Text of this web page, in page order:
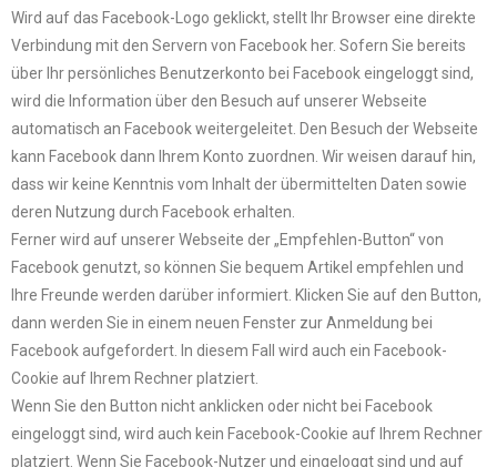
Wird auf das Facebook-Logo geklickt, stellt Ihr Browser eine direkte
Verbindung mit den Servern von Facebook her. Sofern Sie bereits
über Ihr persönliches Benutzerkonto bei Facebook eingeloggt sind,
wird die Information über den Besuch auf unserer Webseite
automatisch an Facebook weitergeleitet. Den Besuch der Webseite
kann Facebook dann Ihrem Konto zuordnen. Wir weisen darauf hin,
dass wir keine Kenntnis vom Inhalt der übermittelten Daten sowie
deren Nutzung durch Facebook erhalten.
Ferner wird auf unserer Webseite der „Empfehlen-Button“ von
Facebook genutzt, so können Sie bequem Artikel empfehlen und
Ihre Freunde werden darüber informiert. Klicken Sie auf den Button,
dann werden Sie in einem neuen Fenster zur Anmeldung bei
Facebook aufgefordert. In diesem Fall wird auch ein Facebook-
Cookie auf Ihrem Rechner platziert.
Wenn Sie den Button nicht anklicken oder nicht bei Facebook
eingeloggt sind, wird auch kein Facebook-Cookie auf Ihrem Rechner
platziert. Wenn Sie Facebook-Nutzer und eingeloggt sind und auf